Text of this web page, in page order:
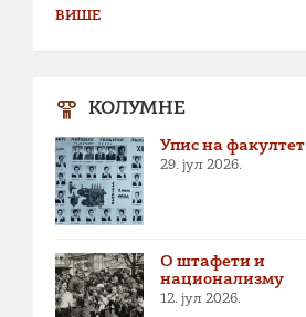
ВИШЕ
КОЛУМНЕ
Упис на факултет
29. јул 2026.
О штафети и
национализму
12. јул 2026.